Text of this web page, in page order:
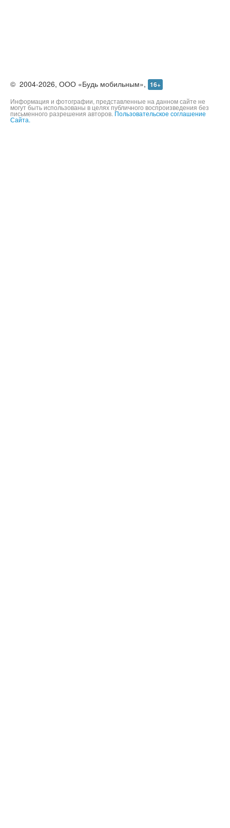
© 2004-2026, ООО «Будь мобильным», 16+
Информация и фотографии, представленные на данном сайте не
могут быть использованы в целях публичного воспроизведения без
письменного разрешения авторов. Пользовательское соглашение
Сайта.